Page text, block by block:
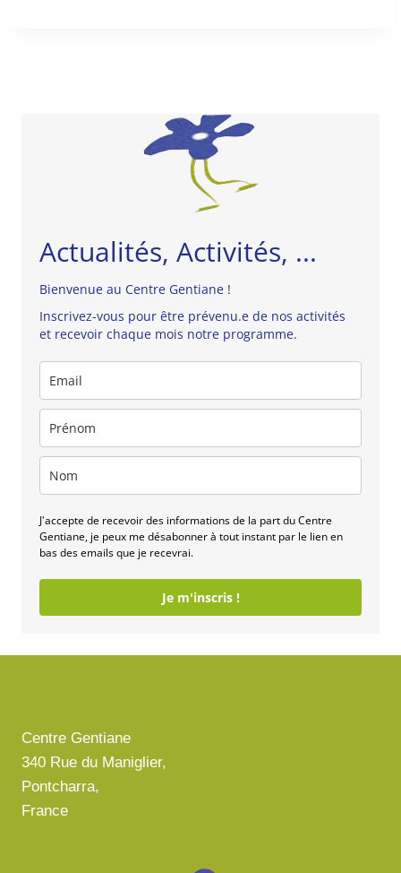
Actualités, Activités, ...
Bienvenue au Centre Gentiane !
Inscrivez-vous pour être prévenu.e de nos activités
et recevoir chaque mois notre programme.
J'accepte de recevoir des informations de la part du Centre
Gentiane, je peux me désabonner à tout instant par le lien en
bas des emails que je recevrai.
Je m'inscris !
Centre Gentiane
340 Rue du Maniglier,
Pontcharra,
France